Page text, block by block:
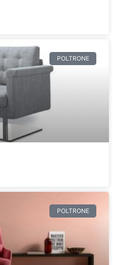
POLTRONE
POLTRONE